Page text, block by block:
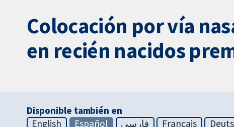
Colocación por vía
en recién nacidos
Disponible también en
English
Español فارسی Français